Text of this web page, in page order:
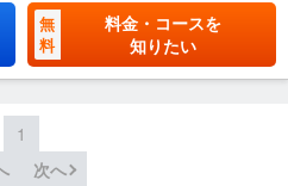
無
料
料金・コースを
知りたい
1
次へ